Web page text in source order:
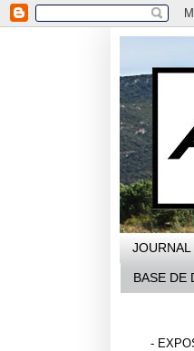
JOURNAL
BASE DE
-